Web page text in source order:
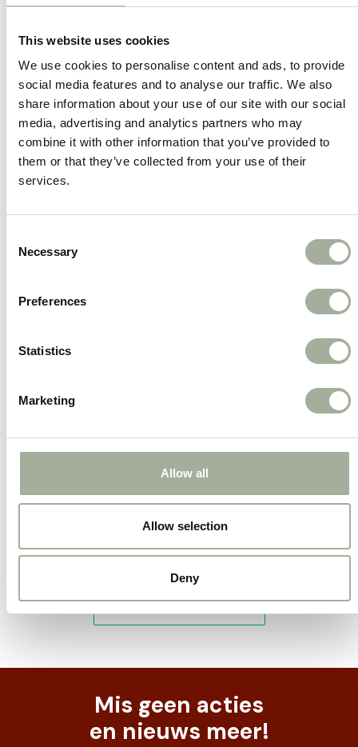
This website uses cookies
We use cookies to personalise content and ads, to provide
social media features and to analyse our traffic. We also
share information about your use of our site with our social
media, advertising and analytics partners who may
combine it with other information that you’ve provided to
them or that they’ve collected from your use of their
services.
Selection
Necessary
Preferences
Statistics
Marketing
Allow all
Allow selection
Deny
zonder onnodige toevoegingen, kies je voor een
pure en natuurlijke snack.
Waarom kiezen voor Eendenpoten:
100% eendenpoot
Natuurlijke snack zonder toevoegingen.
kauwbehoefte.
Helpt bij het verminderen van tandplak tijdens het
Zorgt voor meer kauwplezier en activiteit.
hondensnack voor honden die graag kauwen.
Mis geen acties
en nieuws meer!